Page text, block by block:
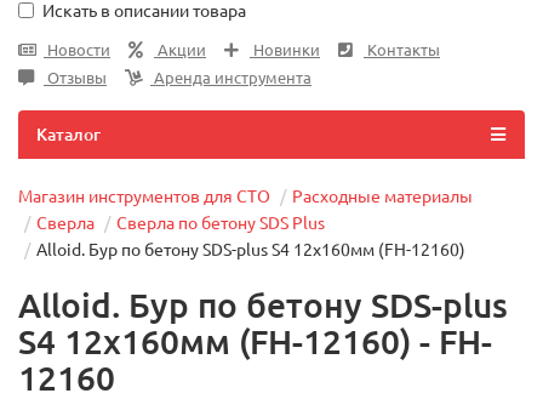
Искать в описании товара
Новости Акции Новинки
Контакты
Отзывы
Аренда инструмента
Каталог
Магазин инструментов для СТО
Расходные материалы
Сверла
Сверла по бетону SDS Plus
Alloid. Бур по бетону SDS-plus S4 12x160мм (FH-12160)
Alloid. Бур по бетону SDS-plus
S4 12x160мм (FH-12160) - FH-
12160